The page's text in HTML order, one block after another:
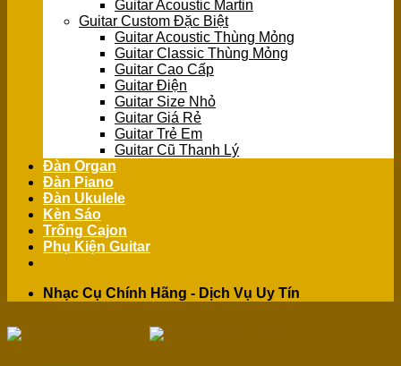
Guitar Acoustic Martin
Guitar Custom Đặc Biệt
Guitar Acoustic Thùng Mỏng
Guitar Classic Thùng Mỏng
Guitar Cao Cấp
Guitar Điện
Guitar Size Nhỏ
Guitar Giá Rẻ
Guitar Trẻ Em
Guitar Cũ Thanh Lý
Đàn Organ
Đàn Piano
Đàn Ukulele
Kèn Sáo
Trống Cajon
Phụ Kiện Guitar
Nhạc Cụ Chính Hãng - Dịch Vụ Uy Tín